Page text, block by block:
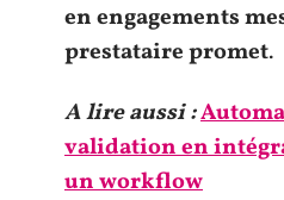
en engagements
prestataire promet.
A lire aussi :
validation en
un workflow